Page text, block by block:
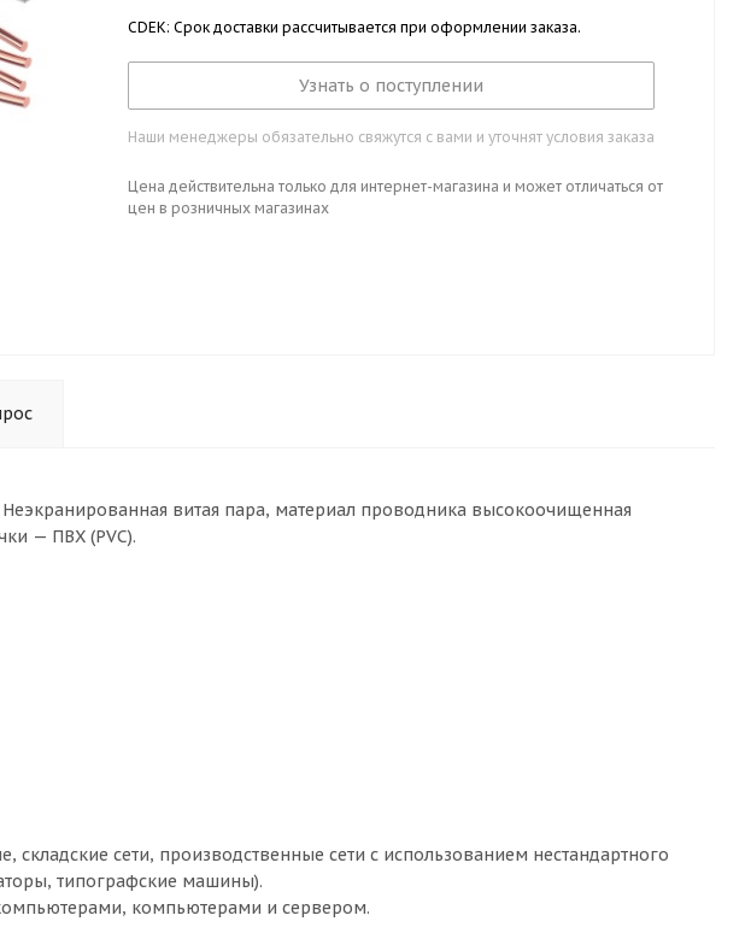
CDEK: Срок доставки рассчитывается при оформлении заказа.
Узнать о поступлении
Наши менеджеры обязательно свяжутся с вами и уточнят условия заказа
Цена действительна только для интернет-магазина и может отличаться от
цен в розничных магазинах
Неэкранированная витая пара, материал проводника высокоочищенная
— ПВХ (PVC).
сети, производственные сети с использованием нестандартного
типографские машины).
компьютерами и сервером.